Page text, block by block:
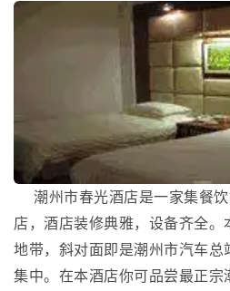
潮州市春光酒店是一家集餐
店，酒店装修典雅，设备齐全
地带，斜对面即是潮州市汽车总
集中。在本酒店你可品尝最正